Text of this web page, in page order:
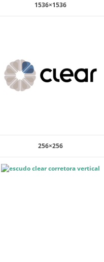
1536×1536
256×256